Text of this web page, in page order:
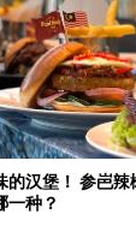
的汉堡！ 参岜
一种？